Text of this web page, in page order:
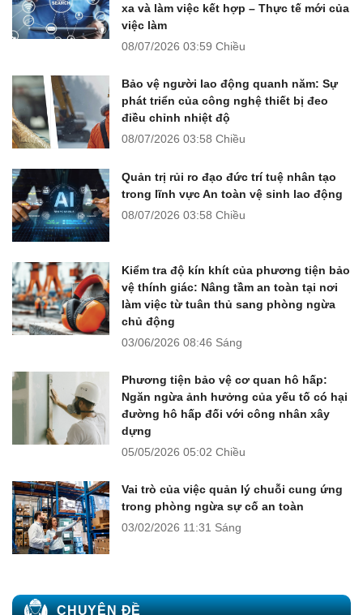
xa và làm việc kết hợp – Thực tế mới của
việc làm
08/07/2026 03:59 Chiều
Bảo vệ người lao động quanh năm: Sự
phát triển của công nghệ thiết bị đeo
điều chỉnh nhiệt độ
08/07/2026 03:58 Chiều
Quản trị rủi ro đạo đức trí tuệ nhân tạo
trong lĩnh vực An toàn vệ sinh lao động
08/07/2026 03:58 Chiều
Kiểm tra độ kín khít của phương tiện bảo
vệ thính giác: Nâng tầm an toàn tại nơi
làm việc từ tuân thủ sang phòng ngừa
chủ động
03/06/2026 08:46 Sáng
Phương tiện bảo vệ cơ quan hô hấp:
Ngăn ngừa ảnh hưởng của yếu tố có hại
đường hô hấp đối với công nhân xây
dựng
05/05/2026 05:02 Chiều
Vai trò của việc quản lý chuỗi cung ứng
trong phòng ngừa sự cố an toàn
03/02/2026 11:31 Sáng
CHUYÊN ĐỀ